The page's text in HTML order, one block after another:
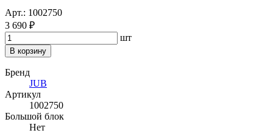
Арт.: 1002750
3 690 ₽
шт
В корзину
Бренд
JUB
Артикул
1002750
Большой блок
Нет